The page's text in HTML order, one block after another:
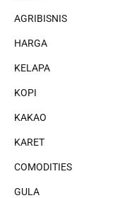
AGRIBISNIS
HARGA
KELAPA
KOPI
KAKAO
KARET
COMODITIES
GULA